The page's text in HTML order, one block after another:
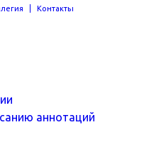
Контакты
аннотаций